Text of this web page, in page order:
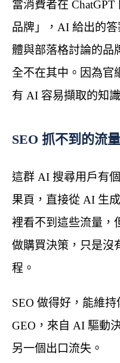
當消費者在
品牌」，AI 給出的
體與部落格討論的品
全不在其中。因為官
有 AI 容易擷取的知
SEO 抓不到的流
這群 AI 搜尋用戶有
果頁，直接從 AI 生
裡看不到這些流量，
做購買決策，只是沒
程。
SEO 做得好，能維
GEO，來自 AI 驅動
另一個出口流失。